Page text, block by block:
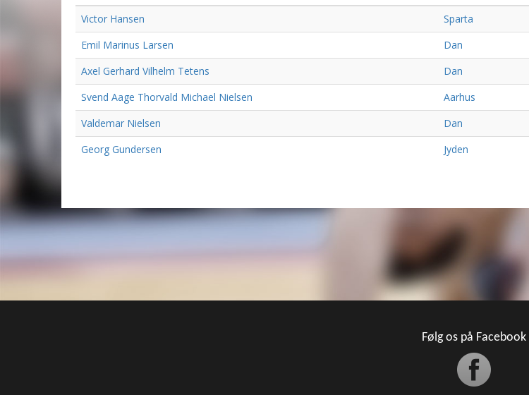
Victor Hansen Sparta
Emil Marinus Larsen
Dan
Axel Gerhard Vilhelm Tetens
Dan
Svend Aage Thorvald Michael Nielsen
Aarhus
Valdemar Nielsen
Dan
Georg Gundersen
Jyden
Følg os på Facebook